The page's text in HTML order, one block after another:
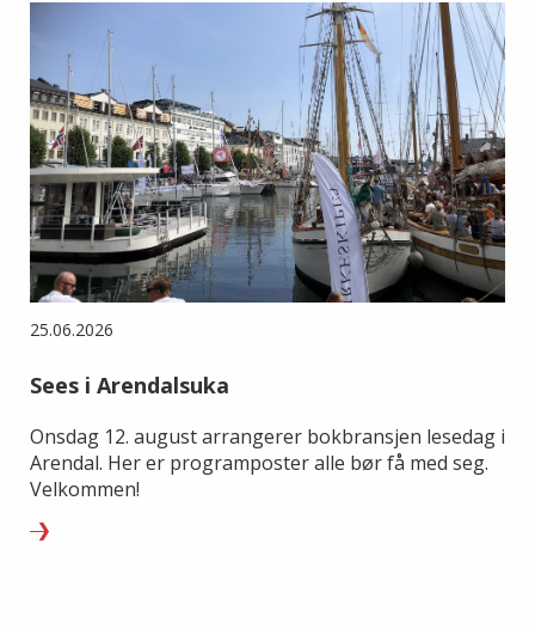
25.06.2026
Sees i Arendalsuka
Onsdag 12. august arrangerer bokbransjen lesedag i
Arendal. Her er programposter alle bør få med seg.
Velkommen!